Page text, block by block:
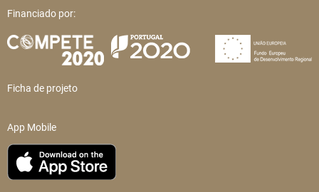
Financiado por:
Ficha de projeto
App Mobile